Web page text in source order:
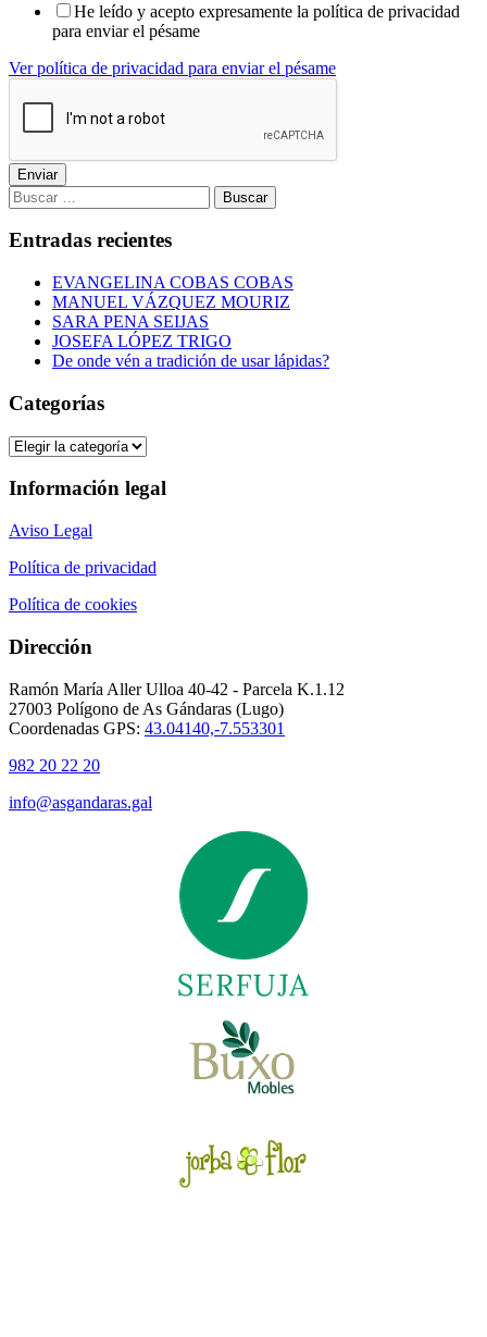
He leído y acepto expresamente la política de privacidad
para enviar el pésame
Ver política de privacidad para enviar el pésame
Enviar
Buscar:
Entradas recientes
EVANGELINA COBAS COBAS
MANUEL VÁZQUEZ MOURIZ
SARA PENA SEIJAS
JOSEFA LÓPEZ TRIGO
De onde vén a tradición de usar lápidas?
Categorías
Categorías
Información legal
Aviso Legal
Política de privacidad
Política de cookies
Dirección
Ramón María Aller Ulloa 40-42 - Parcela K.1.12
27003 Polígono de As Gándaras (Lugo)
Coordenadas GPS: 43.04140,-7.553301
982 20 22 20
info@asgandaras.gal